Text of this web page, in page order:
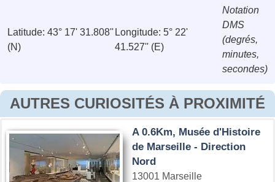
Latitude: 43° 17' 31.808''
(N)
Longitude: 5° 22'
41.527'' (E)
Notation
DMS
(degrés,
minutes,
secondes)
AUTRES CURIOSITÉS À PROXIMITÉ
A 0.6Km, Musée d'Histoire
de Marseille - Direction
Nord
13001 Marseille